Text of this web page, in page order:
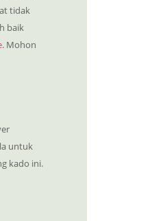
tidak
baik
. Mohon
untuk
kado ini.